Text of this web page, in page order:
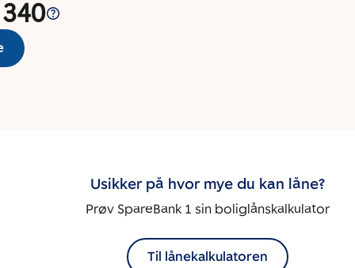
Usikker på hvor mye du kan låne?
Prøv SpareBank 1 sin boliglånskalkulator
Til lånekalkulatoren